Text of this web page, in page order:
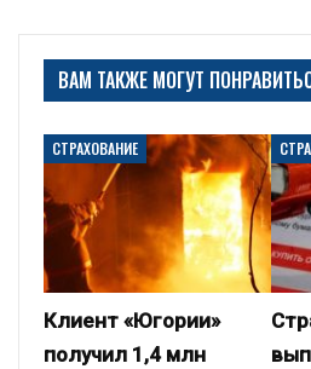
ВАМ ТАКЖЕ МОГУТ
СТРАХОВАНИЕ
Клиент «Югории»
получил 1,4 млн